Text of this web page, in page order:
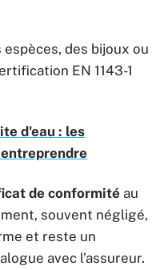
des bijoux ou
EN 1143-1
d'eau : les
de conformité au
souvent négligé,
et reste un
avec l’assureur.